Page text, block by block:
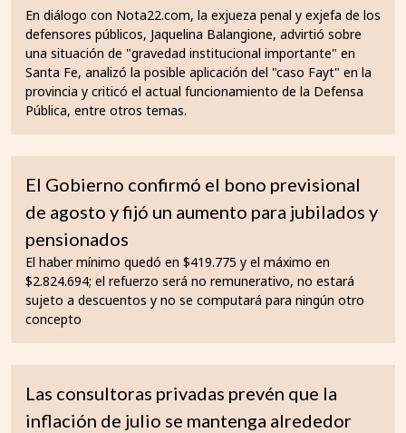
En diálogo con Nota22.com, la exjueza penal y exjefa de los
defensores públicos, Jaquelina Balangione, advirtió sobre
una situación de "gravedad institucional importante" en
Santa Fe, analizó la posible aplicación del "caso Fayt" en la
provincia y criticó el actual funcionamiento de la Defensa
Pública, entre otros temas.
El Gobierno confirmó el bono previsional
de agosto y fijó un aumento para jubilados y
pensionados
El haber mínimo quedó en $419.775 y el máximo en
$2.824.694; el refuerzo será no remunerativo, no estará
sujeto a descuentos y no se computará para ningún otro
concepto
Las consultoras privadas prevén que la
inflación de julio se mantenga alrededor